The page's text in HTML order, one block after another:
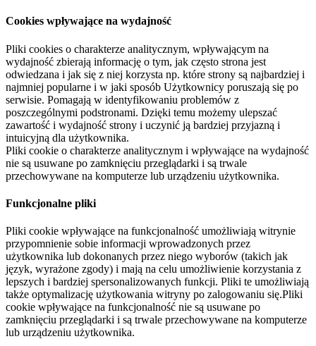
Cookies wpływające na wydajność
Pliki cookies o charakterze analitycznym, wpływającym na
wydajność zbierają informację o tym, jak często strona jest
odwiedzana i jak się z niej korzysta np. które strony są najbardziej i
najmniej popularne i w jaki sposób Użytkownicy poruszają się po
serwisie. Pomagają w identyfikowaniu problemów z
poszczególnymi podstronami. Dzięki temu możemy ulepszać
zawartość i wydajność strony i uczynić ją bardziej przyjazną i
intuicyjną dla użytkownika.
Pliki cookie o charakterze analitycznym i wpływające na wydajność
nie są usuwane po zamknięciu przeglądarki i są trwale
przechowywane na komputerze lub urządzeniu użytkownika.
Funkcjonalne pliki
Pliki cookie wpływające na funkcjonalność umożliwiają witrynie
przypomnienie sobie informacji wprowadzonych przez
użytkownika lub dokonanych przez niego wyborów (takich jak
język, wyrażone zgody) i mają na celu umożliwienie korzystania z
lepszych i bardziej spersonalizowanych funkcji. Pliki te umożliwiają
także optymalizację użytkowania witryny po zalogowaniu się.Pliki
cookie wpływające na funkcjonalność nie są usuwane po
zamknięciu przeglądarki i są trwale przechowywane na komputerze
lub urządzeniu użytkownika.